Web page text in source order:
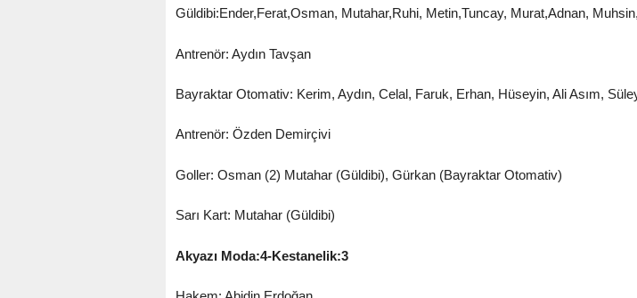
Güldibi:Ender,Ferat,Osman, Mutahar,Ruhi, Metin,Tuncay, Murat,Adnan,
Antrenör: Aydın Tavşan
Bayraktar Otomativ: Kerim, Aydın, Celal, Faruk, Erhan, Hüseyin, Ali Asım,
Antrenör: Özden Demirçivi
Goller: Osman (2) Mutahar (Güldibi), Gürkan (Bayraktar Otomativ)
Sarı Kart: Mutahar (Güldibi)
Akyazı Moda:4-Kestanelik:3